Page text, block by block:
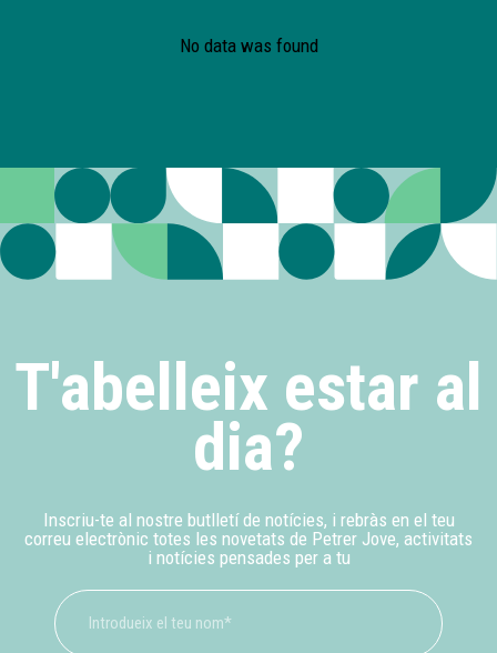
No data was found
T'abelleix estar al
dia?
Inscriu-te al nostre butlletí de notícies, i rebràs en el teu
correu electrònic totes les novetats de Petrer Jove, activitats
i notícies pensades per a tu